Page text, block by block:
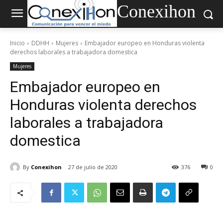
Conexihon
Inicio DDHH Mujeres
Embajador europeo en Honduras violenta
derechos laborales a trabajadora domestica
Mujeres
Embajador europeo en
Honduras violenta derechos
laborales a trabajadora
domestica
By Conexihon 27 de julio de 2020 0
376